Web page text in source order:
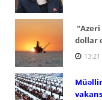
dollar